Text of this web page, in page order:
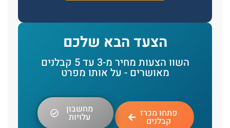
הצעד הבא שלכם
השוו הצעות מחיר מ-3 עד 5 קבלנים
מאושרים - על אותו מפרט
פתחו מכרז
קבלנים
מחשבון
עלויות